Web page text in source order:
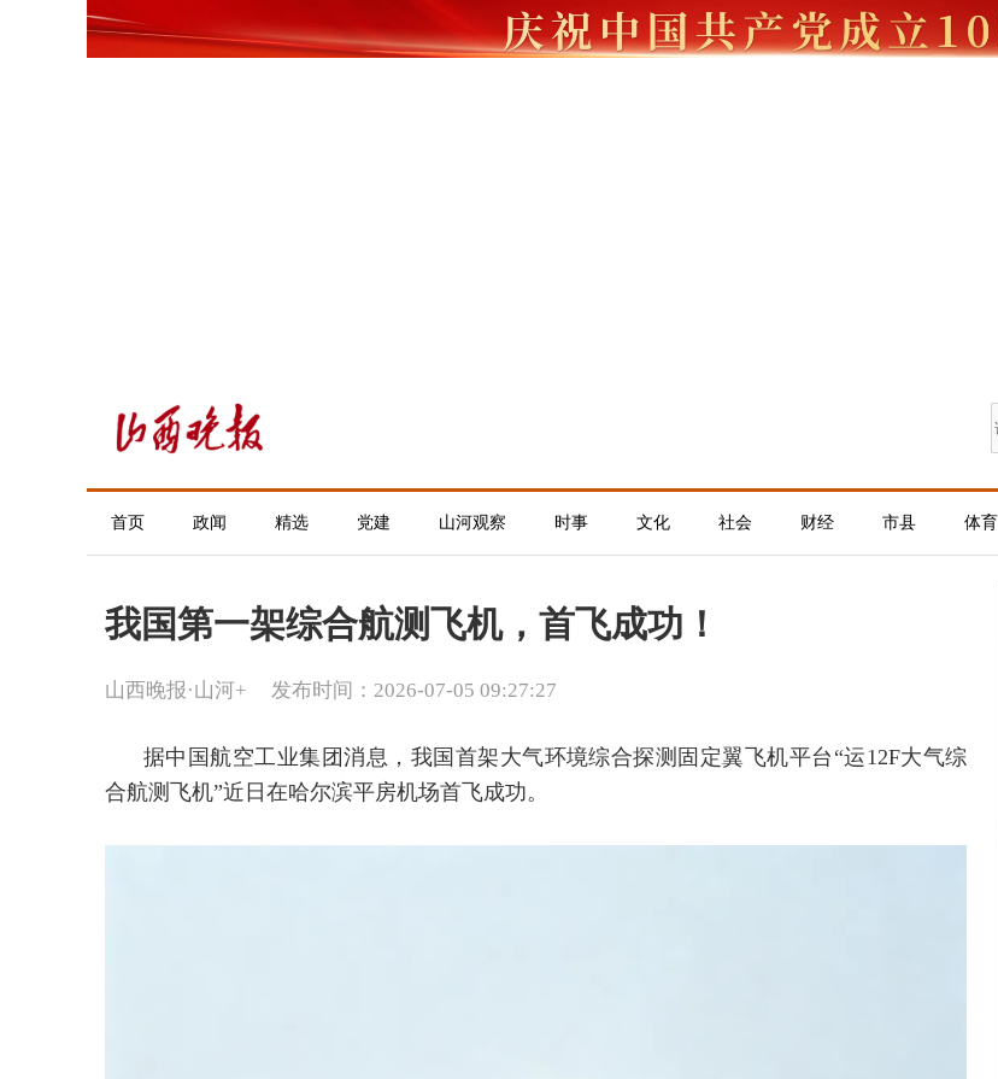
首页 政闻 精选 党建 山河观察 时事 文化 社会 财经 市县 体育
我国第一架综合航测飞机，首飞成功！
山西晚报·山河+ 发布时间：2026-07-05 09:27:27
据中国航空工业集团消息，我国首架大气环境综合探测固定翼飞机平台“运12F大气综
合航测飞机”近日在哈尔滨平房机场首飞成功。